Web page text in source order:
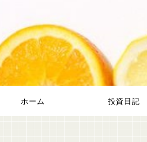
ホーム 投資日記